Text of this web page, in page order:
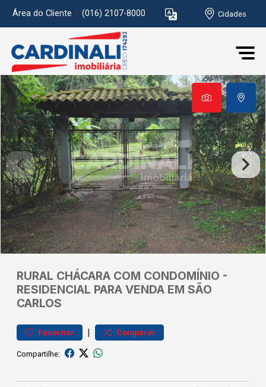
Área do Cliente (016) 2107-8000 Cidades
RURAL CHÁCARA COM CONDOMÍNIO -
RESIDENCIAL PARA VENDA EM SÃO
CARLOS
Favoritar | Comparar
Compartilhe: